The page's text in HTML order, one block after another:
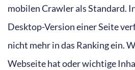
mobilen Crawler als Standard.
Desktop-Version einer Seite
nicht mehr in das Ranking ein.
Webseite hat oder wichtige